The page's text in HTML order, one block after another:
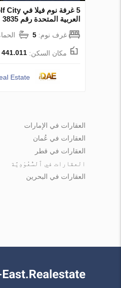
العربية المتحدة رقم 3835
غرف نوم: 5
مكان السكن: 441.011 م
Estate
العقارات في الإمارات
العقارات في عُمان
العقارات في قطر
العقارات في ٱلسُّعُوْدِيَّة
العقارات في البحرين